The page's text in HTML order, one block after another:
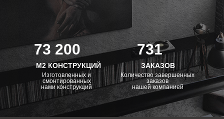
73 200
М2 КОНСТРУКЦИЙ
Изготовленных и
смонтированных
нами конструкций
731
ЗАКАЗОВ
Количество завершенных
заказов
нашей компанией